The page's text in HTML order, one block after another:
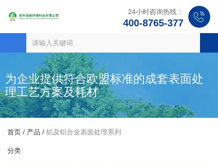
24小时咨询热线：
400-8765-377
为企业提供符合欧盟标准的成套表面处
理工艺方案及耗材
首页 / 产品 / 铝及铝合金表面处理系列
分类